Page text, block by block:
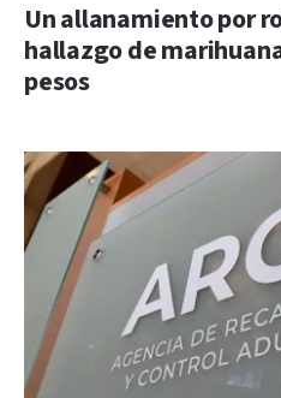
Un allanamiento por
hallazgo de
pesos